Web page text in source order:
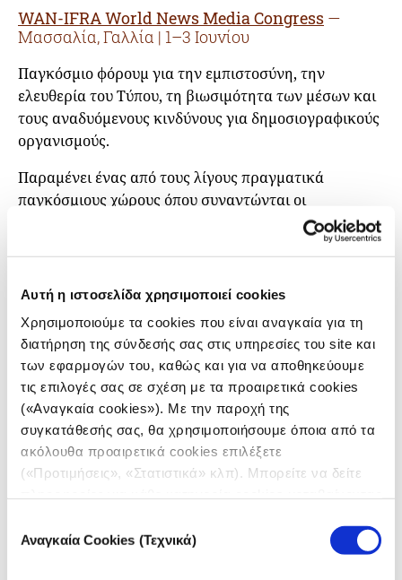
Αυτή η ιστοσελίδα χρησιμοποιεί cookies
Χρησιμοποιούμε τα cookies που είναι αναγκαία για τη
διατήρηση της σύνδεσής σας στις υπηρεσίες του site και
των εφαρμογών του, καθώς και για να αποθηκεύουμε
τις επιλογές σας σε σχέση με τα προαιρετικά cookies
(«Αναγκαία cookies»). Με την παροχή της
συγκατάθεσής σας, θα χρησιμοποιήσουμε όποια από τα
ακόλουθα προαιρετικά cookies επιλέξετε
(«Προτιμήσεις», «Στατιστικά» κλπ). Μπορείτε να δείτε
συγκατάθεσης
Αναγκαία Cookies (Τεχνικά)
WAN-IFRA World News Media Congress —
Μασσαλία, Γαλλία | 1–3 Ιουνίου
Παγκόσμιο φόρουμ για την εμπιστοσύνη, την
ελευθερία του Τύπου, τη βιωσιμότητα των μέσων και
τους αναδυόμενους κινδύνους για δημοσιογραφικούς
οργανισμούς.
Παραμένει ένας από τους λίγους πραγματικά
παγκόσμιους χώρους όπου συναντώνται οι
οικονομικές και δημοκρατικές προκλήσεις της
Ισπανία | 21–25 Σεπτεμβρίου
Βαθιά εστίαση στις καλές πρακτικές που
υιοθετούνται στην Ευρώπη, με συνδυασμό συνεδριών
και επισκέψεων σε newsroom και τεχνολογικές
εταιρείες. Ιδανικό για υπεύθυνους λήψης αποφάσεων
και καινοτομίας.
Ο συνδυασμός περιπτωσιολογικών μελετών και
επιτόπιων επισκέψεων το καθιστά ιδιαίτερα χρήσιμο
σε πράξη.